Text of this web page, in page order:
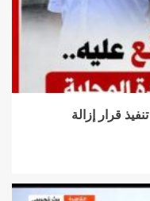
قرار إزالة